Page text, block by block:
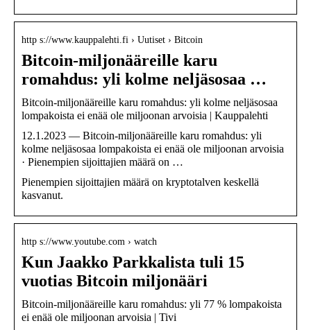
http s://www.kauppalehti.fi › Uutiset › Bitcoin
Bitcoin-miljonääreille karu
romahdus: yli kolme neljäsosaa …
Bitcoin-miljonääreille karu romahdus: yli kolme neljäsosaa
lompakoista ei enää ole miljoonan arvoisia | Kauppalehti
12.1.2023 — Bitcoin-miljonääreille karu romahdus: yli
kolme neljäsosaa lompakoista ei enää ole miljoonan arvoisia
· Pienempien sijoittajien määrä on …
Pienempien sijoittajien määrä on kryptotalven keskellä
kasvanut.
http s://www.youtube.com › watch
Kun Jaakko Parkkalista tuli 15
vuotias Bitcoin miljonääri
Bitcoin-miljonääreille karu romahdus: yli 77 % lompakoista
ei enää ole miljoonan arvoisia | Tivi